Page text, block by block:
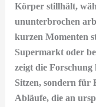
Körper stillhält,
ununterbrochen
kurzen Momenten
Supermarkt oder
zeigt die
Sitzen, sondern für
Abläufe, die an